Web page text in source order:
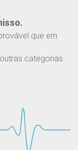
que em
categorias.